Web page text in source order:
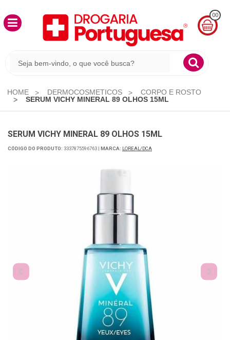
00
R$
0,00
HOME DERMOCOSMETICOS
CORPO E ROSTO
SERUM VICHY MINERAL 89 OLHOS 15ML
SERUM VICHY MINERAL 89 OLHOS 15ML
CÓDIGO DO PRODUTO: 3337875596763 | MARCA: LOREAL/DCA